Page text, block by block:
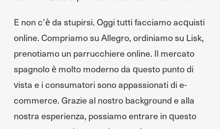
E non c’è da stupirsi. Oggi tutti facciamo acquisti
online. Compriamo su Allegro, ordiniamo su Lisk,
prenotiamo un parrucchiere online. Il mercato
spagnolo è molto moderno da questo punto di
vista e i consumatori sono appassionati di e-
commerce. Grazie al nostro background e alla
nostra esperienza, possiamo entrare in questo